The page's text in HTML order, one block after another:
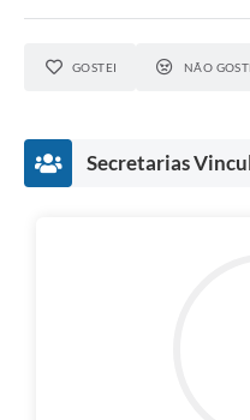
GOSTEI NÃO
Secretarias